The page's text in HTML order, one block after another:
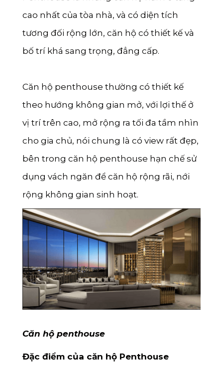
cao nhất của tòa nhà, và có diện tích
tương đối rộng lớn, căn hộ có thiết kế và
bố trí khá sang trọng, đẳng cấp.
Căn hộ penthouse thường có thiết kế
theo hướng không gian mở, với lợi thế ở
vị trí trên cao, mở rộng ra tối đa tầm nhìn
cho gia chủ, nói chung là có view rất đẹp,
bên trong căn hộ penthouse hạn chế sử
dụng vách ngăn để căn hộ rộng rãi, nới
rộng không gian sinh hoạt.
Căn hộ penthouse
Đặc điểm của căn hộ Penthouse